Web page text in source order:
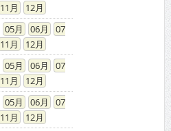
11
12
05 06
07
11
12
05 06
07
11
12
05 06
07
11
12